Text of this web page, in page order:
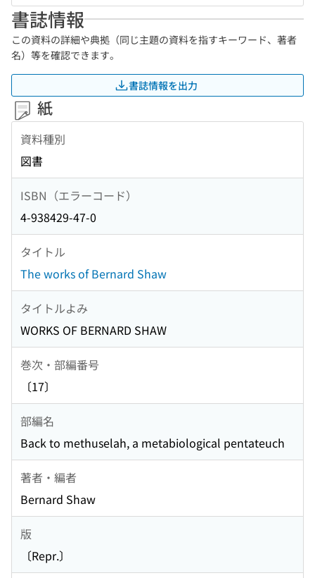
書誌情報
この資料の詳細や典拠（同じ主題の資料を指すキーワード、著者
名）等を確認できます。
書誌情報を出力
紙
資料種別
図書
ISBN（エラーコード）
4-938429-47-0
タイトル
The works of Bernard Shaw
タイトルよみ
WORKS OF BERNARD SHAW
巻次・部編番号
〔17〕
部編名
Back to methuselah, a metabiological pentateuch
著者・編者
Bernard Shaw
版
〔Repr.〕